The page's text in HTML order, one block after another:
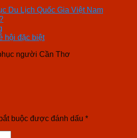
Du Lịch Quốc Gia Việt Nam
hội đặc biệt
người Cần Thơ
buộc được đánh dấu *